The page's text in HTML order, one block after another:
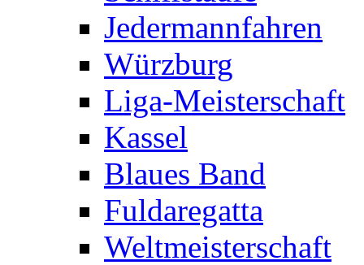
Jedermannfahren
Würzburg
Liga-Meisterschaft
Kassel
Blaues Band
Fuldaregatta
Weltmeisterschaft